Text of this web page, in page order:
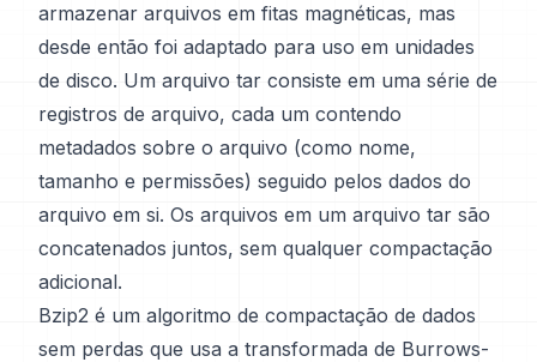
armazenar arquivos em fitas magnéticas, mas
desde então foi adaptado para uso em unidades
de disco. Um arquivo tar consiste em uma série de
registros de arquivo, cada um contendo
metadados sobre o arquivo (como nome,
tamanho e permissões) seguido pelos dados do
arquivo em si. Os arquivos em um arquivo tar são
concatenados juntos, sem qualquer compactação
adicional.
Bzip2 é um algoritmo de compactação de dados
sem perdas que usa a transformada de Burrows-